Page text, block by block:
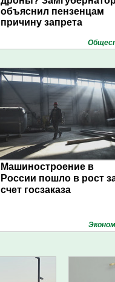
объяснил пензенцам
причину запрета
Машиностроение в
России пошло в рост
счет госзаказа